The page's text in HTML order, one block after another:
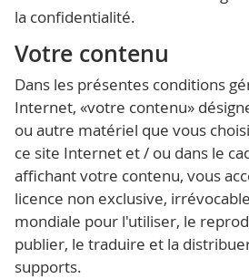
la confidentialité.
Votre contenu
Dans les présentes conditions
Internet, «votre contenu»
ou autre matériel que vous
ce site Internet et / ou dans le
affichant votre contenu, vous
licence non exclusive,
mondiale pour l'utiliser, le
publier, le traduire et la
supports.